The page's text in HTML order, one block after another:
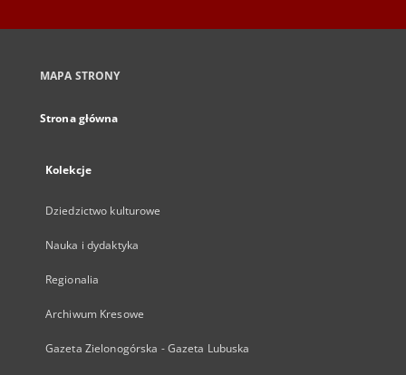
MAPA STRONY
Strona główna
Kolekcje
Dziedzictwo kulturowe
Nauka i dydaktyka
Regionalia
Archiwum Kresowe
Gazeta Zielonogórska - Gazeta Lubuska